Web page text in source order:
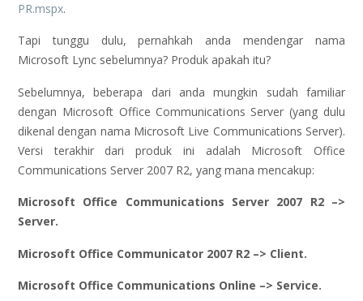
PR.mspx.
Tapi tunggu dulu, pernahkah anda mendengar nama
Microsoft Lync sebelumnya? Produk apakah itu?
Sebelumnya, beberapa dari anda mungkin sudah familiar
dengan Microsoft Office Communications Server (yang dulu
dikenal dengan nama Microsoft Live Communications Server).
Versi terakhir dari produk ini adalah Microsoft Office
Communications Server 2007 R2, yang mana mencakup:
Microsoft Office Communications Server 2007 R2 –>
Server.
Microsoft Office Communicator 2007 R2 –> Client.
Microsoft Office Communications Online –> Service.